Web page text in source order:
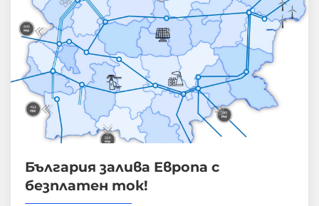
България залива Европа с
безплатен ток!